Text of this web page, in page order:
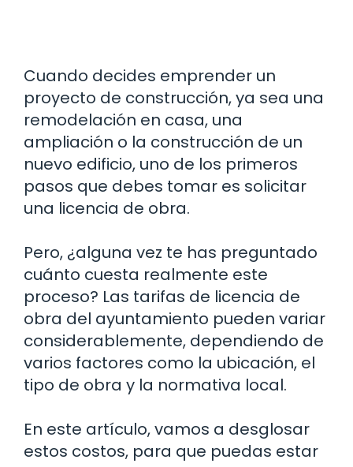
Cuando decides emprender un
proyecto de construcción, ya sea una
remodelación en casa, una
ampliación o la construcción de un
nuevo edificio, uno de los primeros
pasos que debes tomar es solicitar
una licencia de obra.
Pero, ¿alguna vez te has preguntado
cuánto cuesta realmente este
proceso? Las tarifas de licencia de
obra del ayuntamiento pueden variar
considerablemente, dependiendo de
varios factores como la ubicación, el
tipo de obra y la normativa local.
En este artículo, vamos a desglosar
estos costos, para que puedas estar